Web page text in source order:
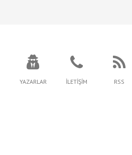
YAZARLAR İLETİŞİM RSS